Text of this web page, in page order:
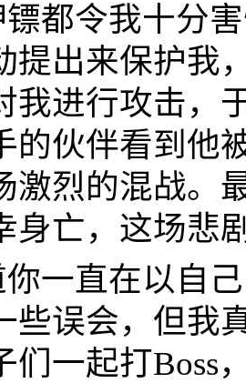
都令我十分
提出来保护我
我进行攻击，
的伙伴看到他
激烈的混战。
身亡，这场悲
一直在以自
些误会，但我
们一起打Boss